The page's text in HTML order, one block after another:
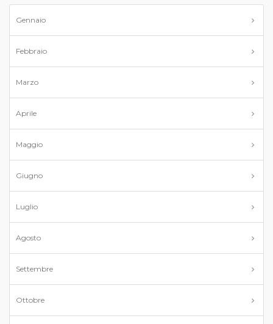
Gennaio
Febbraio
Marzo
Aprile
Maggio
Giugno
Luglio
Agosto
Settembre
Ottobre